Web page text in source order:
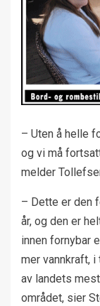
– Uten å helle
og vi må
melder
– Dette er den
år, og den er
innen fornybar
mer vannkraft,
av landets
området, sier